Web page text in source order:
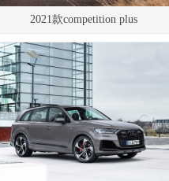
2021款competition plus